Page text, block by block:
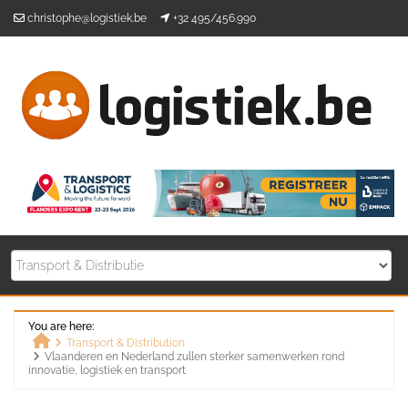
christophe@logistiek.be +32 495/456.990
You are here:
Home
Transport & Distribution
Vlaanderen en Nederland zullen sterker samenwerken rond
innovatie, logistiek en transport